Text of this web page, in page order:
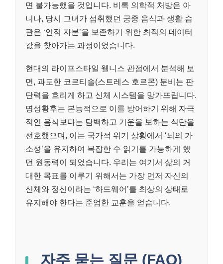
면 불가능했을 것입니다. 비록 의학적 처방은 아
니나, 당시 그녀가 섭취했던 궁중 음식과 생활 습
관은 ‘인적 자본’을 보존하기 위한 최적의 데이터
값을 찾아가는 과정이었습니다.
현대의 라이프스타일 웰니스 관점에서 분석해 보
면, 과도한 코르티솔(스트레스 호르몬) 분비는 판
단력을 흐리게 하고 신체 시스템을 망가뜨립니다.
명성황후는 본능적으로 이를 방어하기 위해 자극
적인 음식보다는 담백하고 기운을 보하는 식단을
선호했으며, 이는 국가적 위기 상황에서 ‘뇌의 가
소성’을 유지하여 복잡한 수 읽기를 가능하게 했
던 원동력이 되었습니다. 우리는 여기서 삶의 거
대한 목표를 이루기 위해서는 가장 먼저 자신의
신체와 정신이라는 ‘하드웨어’를 최상의 상태로
유지해야 한다는 준엄한 교훈을 얻습니다.
자주 묻는 질문 (FAQ)